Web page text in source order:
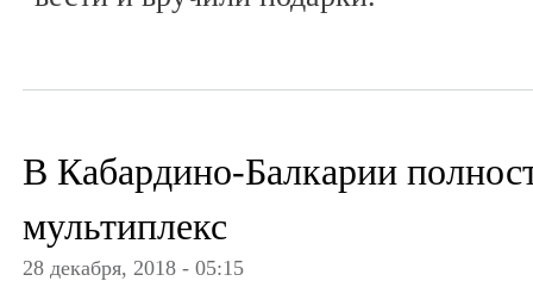
В Кабардино-Балкарии
мультиплекс
28 декабря, 2018 - 05:15